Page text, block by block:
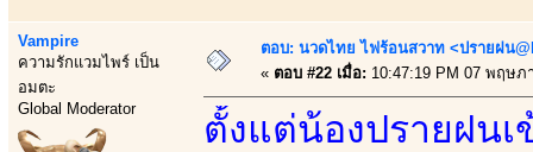
Vampire
ความรักแวมไพร์ เป็น
อมตะ
Global Moderator
ตอบ: นวดไทย ไฟร้อนสวาท <ปรายฝน
« ตอบ #22 เมื่อ: 10:47:19 PM 07 พฤษภ
ตั้งแต่น้องปรายฝน